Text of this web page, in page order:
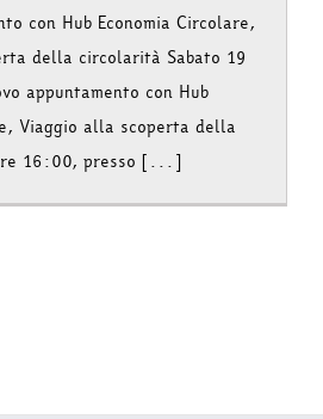
con Hub Economia Circolare,
della circolarità Sabato 19
appuntamento con Hub
Viaggio alla scoperta della
16:00, presso [...]